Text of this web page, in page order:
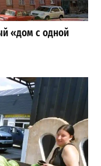
«дом с одной